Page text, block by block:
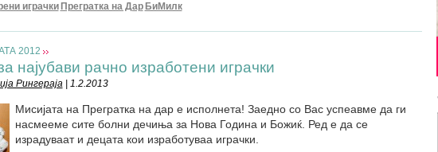
играчки Прегратка на Дар БиМилк
2012
најубави рачно изработени играчки
Рингераја| 1.2.2013
Мисијата на Прегратка на дар е исполнета! Заедно со Вас успеавме да ги
насмееме сите болни дечиња за Нова Година и Божиќ. Ред е да се
израдуваат и децата кои изработуваа играчки.